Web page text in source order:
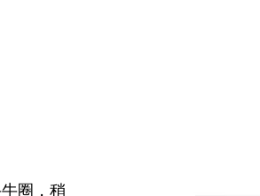
圈，稍